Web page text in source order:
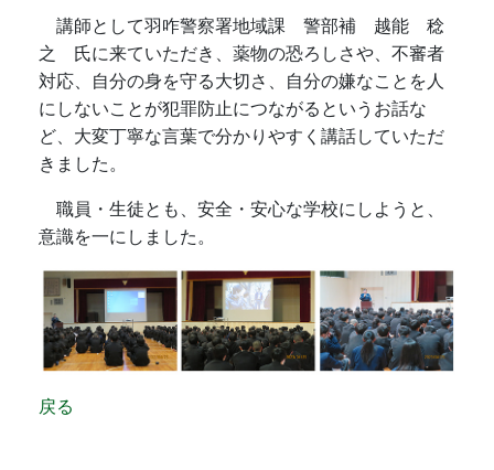
講師として羽咋警察署地域課 警部補 越能 稔
之 氏に来ていただき、薬物の恐ろしさや、不審者
対応、自分の身を守る大切さ、自分の嫌なことを人
にしないことが犯罪防止につながるというお話な
ど、大変丁寧な言葉で分かりやすく講話していただ
きました。
職員・生徒とも、安全・安心な学校にしようと、
意識を一にしました。
戻る